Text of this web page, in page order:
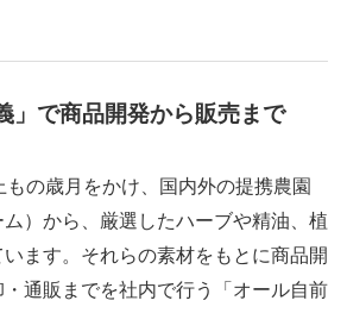
」で商品開発から販売まで
の歳月をかけ、国内外の提携農園
ム）から、厳選したハーブや精油、植
ます。それらの素材をもとに商品開
通販までを社内で行う「オール自前